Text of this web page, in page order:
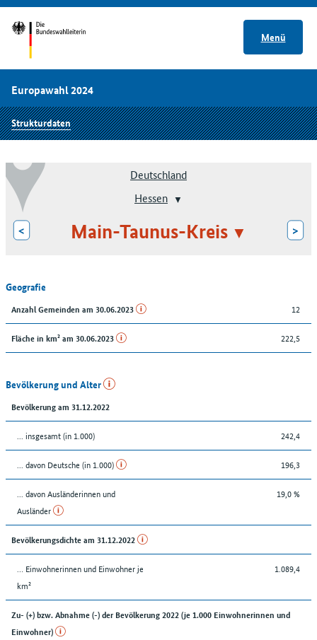
Menü
Europawahl 2024
Strukturdaten
Deutschland
Hessen
< Main-Taunus-Kreis >
Geografie
Anzahl Gemeinden am 30.06.2023 12
Fläche in km² am 30.06.2023 222,5
Bevölkerung und Alter
Bevölkerung am 31.12.2022
... insgesamt (in 1.000) 242,4
... davon Deutsche (in 1.000) 196,3
... davon Ausländerinnen und
Ausländer
19,0 %
Bevölkerungsdichte am 31.12.2022
… Einwohnerinnen und Einwohner je
km²
1.089,4
Zu- (+) bzw. Abnahme (-) der Bevölkerung 2022 (je 1.000 Einwohnerinnen und
Einwohner)